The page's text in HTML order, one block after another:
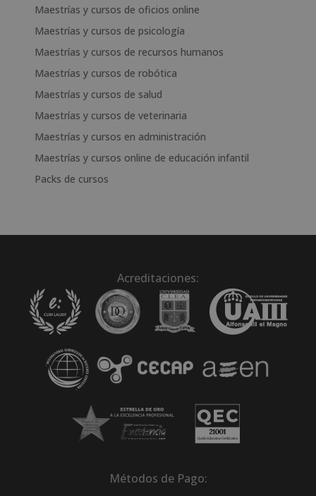
Maestrías y cursos de oficios online
Maestrías y cursos de psicología
Maestrías y cursos de recursos humanos
Maestrías y cursos de robótica
Maestrías y cursos de salud
Maestrías y cursos de veterinaria
Maestrías y cursos en administración
Maestrías y cursos online de educación infantil
Packs de cursos
Acreditaciones:
Métodos de Pago: